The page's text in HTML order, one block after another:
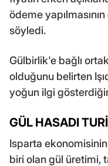
ödeme
söyledi.
Gülbirlik'e bağlı
olduğunu belirten
yoğun ilgi
GÜL HASADI
Isparta
biri olan gül üretimi,